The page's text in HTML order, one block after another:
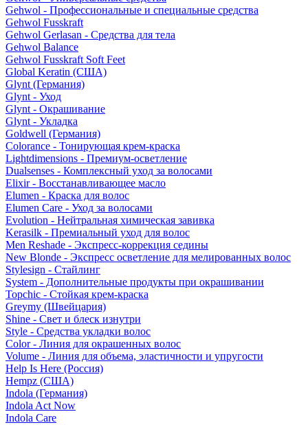
Gehwol - Профессиональные и специальные средства
Gehwol Fusskraft
Gehwol Gerlasan - Средства для тела
Gehwol Balance
Gehwol Fusskraft Soft Feet
Global Keratin (США)
Glynt (Германия)
Glynt - Уход
Glynt - Окрашивание
Glynt - Укладка
Goldwell (Германия)
Colorance - Тонирующая крем-краска
Lightdimensions - Премиум-осветление
Dualsenses - Комплексный уход за волосами
Elixir - Восстанавливающее масло
Elumen - Краска для волос
Elumen Care - Уход за волосами
Evolution - Нейтральная химическая завивка
Kerasilk - Премиальный уход для волос
Men Reshade - Экспресс-коррекция седины
New Blonde - Экспресс осветление для мелированных волос
Stylesign - Стайлинг
System - Дополнительные продукты при окрашивании
Topchic - Стойкая крем-краска
Greymy (Швейцария)
Shine - Свет и блеск изнутри
Style - Средства укладки волос
Color - Линия для окрашенных волос
Volume - Линия для объема, эластичности и упругости
Help Is Here (Россия)
Hempz (США)
Indola (Германия)
Indola Act Now
Indola Care